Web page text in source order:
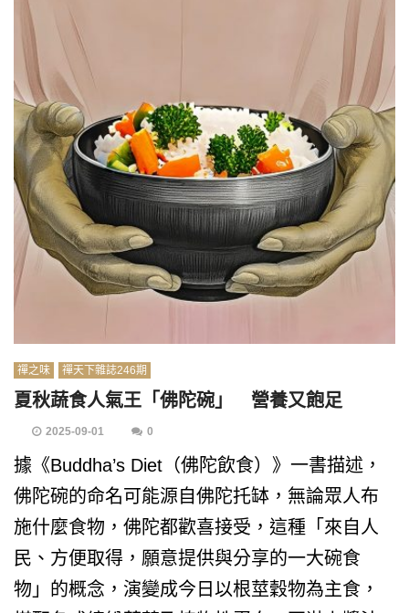
禪之味 禪天下雜誌246期
夏秋蔬食人氣王「佛陀碗」 營養又飽足
2025-09-01 0
據《Buddha’s Diet（佛陀飲食）》一書描述，
佛陀碗的命名可能源自佛陀托缽，無論眾人布
施什麼食物，佛陀都歡喜接受，這種「來自人
民、方便取得，願意提供與分享的一大碗食
物」的概念，演變成今日以根莖穀物為主食，